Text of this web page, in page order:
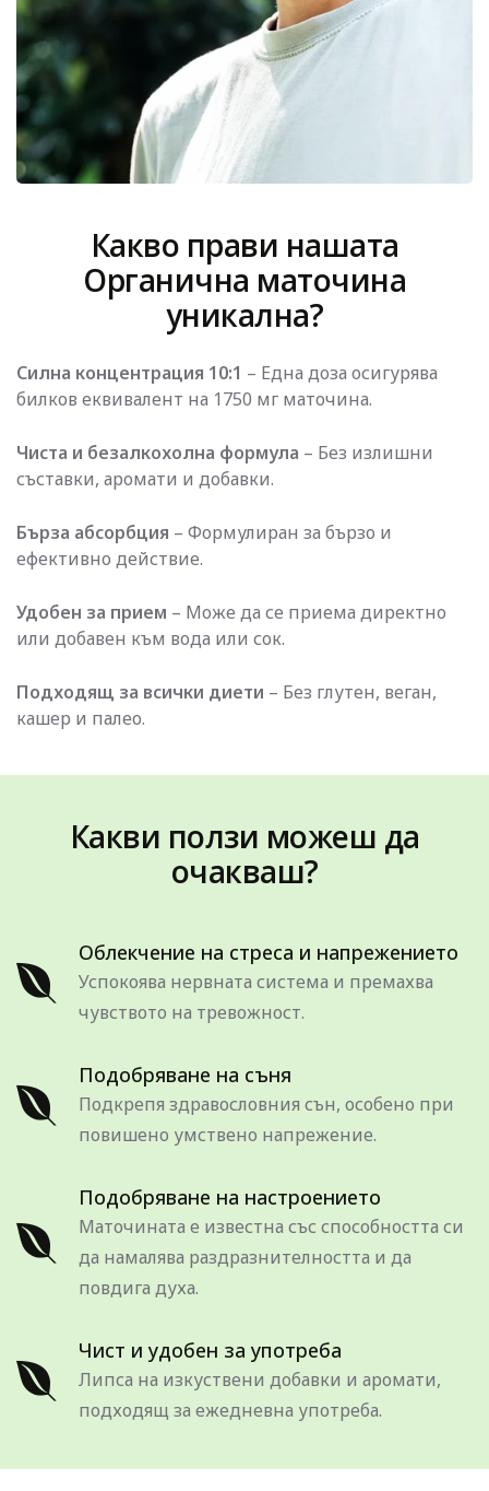
Какво прави нашата
Органична маточина
уникална?
Силна концентрация 10:1 – Една доза осигурява
билков еквивалент на 1750 мг маточина.
Чиста и безалкохолна формула – Без излишни
съставки, аромати и добавки.
Бърза абсорбция – Формулиран за бързо и
ефективно действие.
Удобен за прием – Може да се приема директно
или добавен към вода или сок.
Подходящ за всички диети – Без глутен, веган,
кашер и палео.
Какви ползи можеш да
очакваш?
Облекчение на стреса и напрежението
Успокоява нервната система и премахва
чувството на тревожност.
Подобряване на съня
Подкрепя здравословния сън, особено при
повишено умствено напрежение.
Подобряване на настроението
Маточината е известна със способността си
да намалява раздразнителността и да
повдига духа.
Чист и удобен за употреба
Липса на изкуствени добавки и аромати,
подходящ за ежедневна употреба.